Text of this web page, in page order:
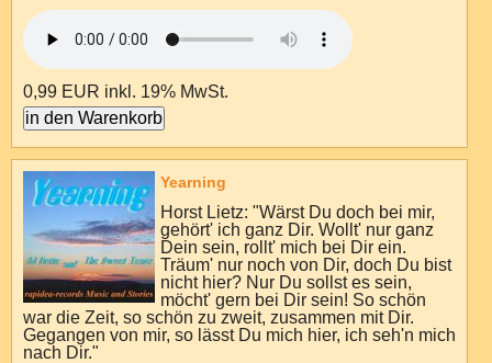
0,99 EUR inkl. 19% MwSt.
Yearning
Horst Lietz: "Wärst Du doch bei mir,
gehört' ich ganz Dir. Wollt' nur ganz
Dein sein, rollt' mich bei Dir ein.
Träum' nur noch von Dir, doch Du bist
nicht hier? Nur Du sollst es sein,
möcht' gern bei Dir sein! So schön
war die Zeit, so schön zu zweit, zusammen mit Dir.
Gegangen von mir, so lässt Du mich hier, ich seh'n mich
nach Dir."